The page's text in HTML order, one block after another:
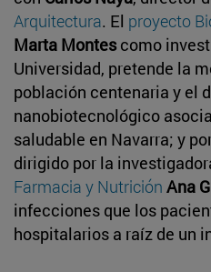
Arquitectura. El proyecto
Marta Montescomo
Universidad, pretende la
población centenaria y el
nanobiotecnológico
saludable en Navarra; y
dirigido por la
Farmacia y Nutrición Ana
infecciones que los
hospitalarios a raíz de un